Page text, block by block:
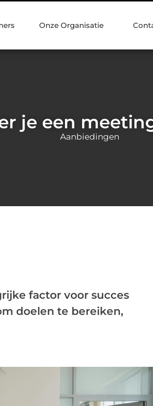
Onze Organisatie
je een
Aanbiedingen
factor voor succes
doelen te bereiken,